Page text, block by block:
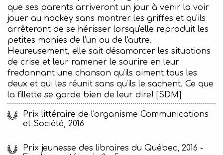
que ses parents arriveront un jour à venir la voir
jouer au hockey sans montrer les griffes et qu'ils
arrêteront de se hérisser lorsqu'elle reproduit les
petites manies de l'un ou de l'autre.
Heureusement, elle sait désamorcer les situations
de crise et leur ramener le sourire en leur
fredonnant une chanson qu'ils aiment tous les
deux et qui les réunit sans qu'ils le sachent. Ce que
la fillette se garde bien de leur dire! [SDM]
Prix littéraire de l'organisme Communications
et Société, 2016
Prix jeunesse des libraires du Québec, 2016 -